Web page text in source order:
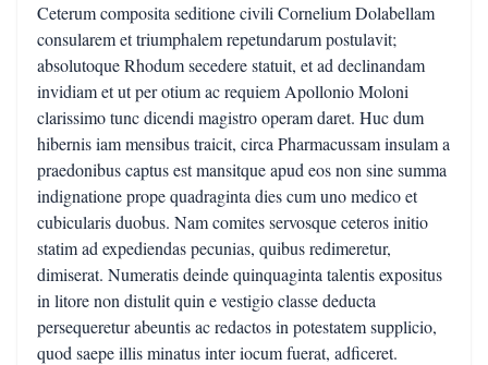
Ceterum composita seditione civili Cornelium Dolabellam
consularem et triumphalem repetundarum postulavit;
absolutoque Rhodum secedere statuit, et ad declinandam
invidiam et ut per otium ac requiem Apollonio Moloni
clarissimo tunc dicendi magistro operam daret. Huc dum
hibernis iam mensibus traicit, circa Pharmacussam insulam a
praedonibus captus est mansitque apud eos non sine summa
indignatione prope quadraginta dies cum uno medico et
cubicularis duobus. Nam comites servosque ceteros initio
statim ad expediendas pecunias, quibus redimeretur,
dimiserat. Numeratis deinde quinquaginta talentis expositus
in litore non distulit quin e vestigio classe deducta
persequeretur abeuntis ac redactos in potestatem supplicio,
quod saepe illis minatus inter iocum fuerat, adficeret.